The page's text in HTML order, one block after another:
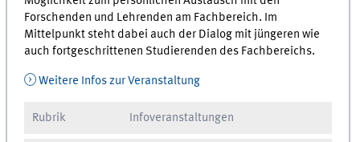
Forschenden und Lehrenden am Fachbereich. Im
Mittelpunkt steht dabei auch der Dialog mit jüngeren wie
auch fortgeschrittenen Studierenden des Fachbereichs.
Weitere Infos zur Veranstaltung
Rubrik Infoveranstaltungen